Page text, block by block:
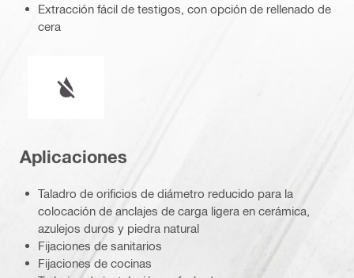
Extracción fácil de testigos, con opción de rellenado de
cera
Aplicaciones
Taladro de orificios de diámetro reducido para la
colocación de anclajes de carga ligera en cerámica,
azulejos duros y piedra natural
Fijaciones de sanitarios
Fijaciones de cocinas